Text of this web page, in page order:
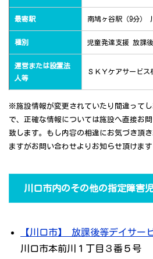
最寄駅 南鳩ヶ谷駅（9分）
種別 児童発達支援 放課
運営または設置法
人等
ＳＫＹケアサービス
※施設情報が変更されていたり間違って
で、正確な情報については施設へ直接お
致します。もし内容の相違にお気づき頂
ますがお問い合わせよりお知らせ頂けます
川口市内のその他の指定障害
【川口市】 放課後等デイサー
川口市本前川１丁目３番５号